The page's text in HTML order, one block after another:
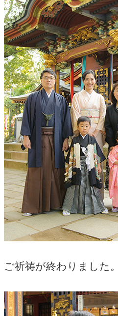
ご祈祷が終わりました。